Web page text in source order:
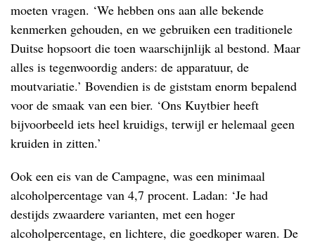
moeten vragen. ‘We hebben ons aan alle bekende
kenmerken gehouden, en we gebruiken een traditionele
Duitse hopsoort die toen waarschijnlijk al bestond. Maar
alles is tegenwoordig anders: de apparatuur, de
moutvariatie.’ Bovendien is de giststam enorm bepalend
voor de smaak van een bier. ‘Ons Kuytbier heeft
bijvoorbeeld iets heel kruidigs, terwijl er helemaal geen
kruiden in zitten.’
Ook een eis van de Campagne, was een minimaal
alcoholpercentage van 4,7 procent. Ladan: ‘Je had
destijds zwaardere varianten, met een hoger
alcoholpercentage, en lichtere, die goedkoper waren. De